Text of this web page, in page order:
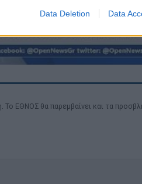
Data Deletion Data
ΕΘΝΟΣ θα παρεμβαίνει και τα